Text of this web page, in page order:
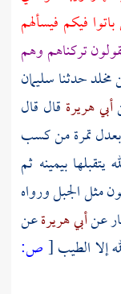
فيكم فيسألهم
تركناهم وهم
حدثنا سليمان
أبي هريرة قال قال
تمرة من كسب
بيمينه ثم
مثل الجبل ورواه
عنأبي هريرةعن
إلا الطيب[ص: